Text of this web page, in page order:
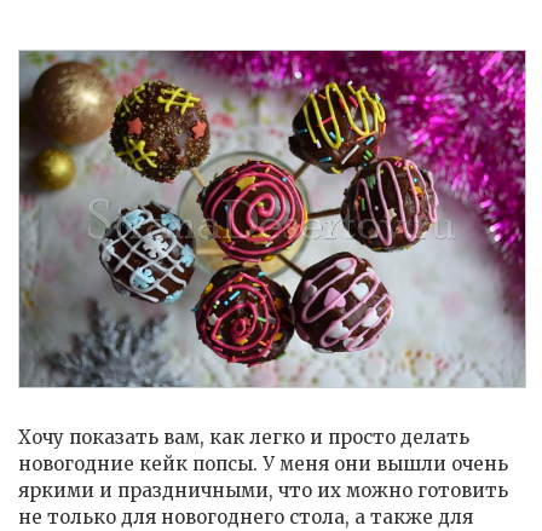
Хочу показать вам, как легко и просто делать
новогодние кейк попсы. У меня они вышли очень
яркими и праздничными, что их можно готовить
не только для новогоднего стола, а также для